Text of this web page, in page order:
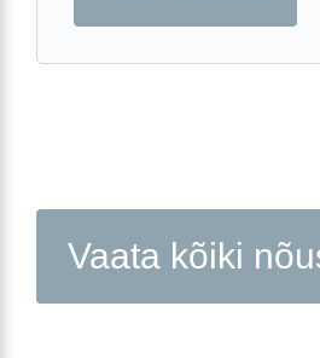
Vaata kõiki